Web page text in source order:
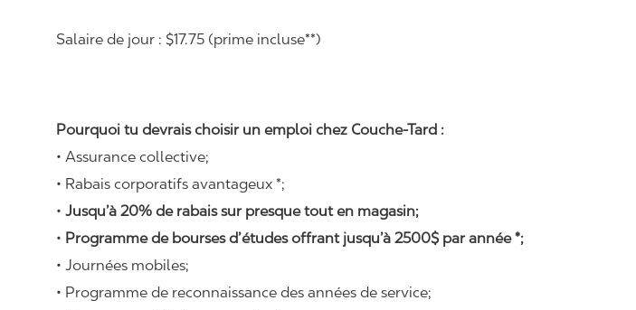
Salaire de jour : $17.75 (prime incluse**)
Pourquoi tu devrais choisir un emploi chez Couche-Tard :
• Assurance collective;
• Rabais corporatifs avantageux *;
• Jusqu’à 20% de rabais sur presque tout en magasin;
• Programme de bourses d’études offrant jusqu’à 2500$ par année *;
• Journées mobiles;
• Programme de reconnaissance des années de service;